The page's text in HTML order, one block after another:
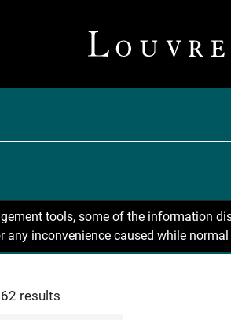
tools, some of the information
inconvenience caused while
results